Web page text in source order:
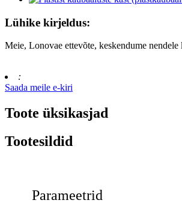
Lühike kirjeldus:
Meie, Lonovae ettevõte, keskendume
:
Saada meile e-kiri
Toote üksikasjad
Tootesildid
Parameetrid